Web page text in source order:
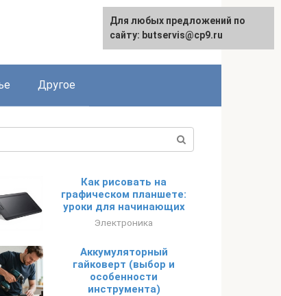
English
Другое
Как рисовать на
графическом планшете:
уроки для начинающих
Электроника
Аккумуляторный
гайковерт (выбор и
особенности
инструмента)
Для любых предложений по
сайту: butservis@cp9.ru